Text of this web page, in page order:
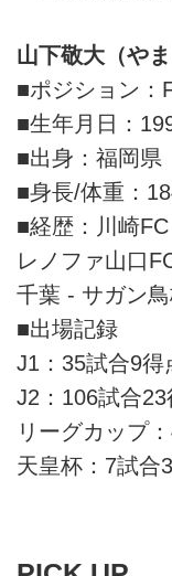
山下敬大（や
■ポジション：
■生年月日：
■出身：福岡県
■身長/体重：
■経歴：川崎
レノファ山口
千葉 - サガン
■出場記録
J1：35試合9得
J2：106試合23
リーグカップ
天皇杯：7試合